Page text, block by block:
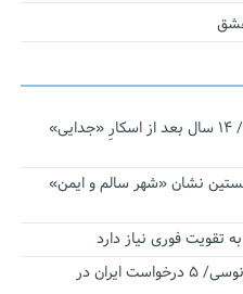
نجات‌دهنده‌ همچنان در آیینه است/ ۱۴ سال بعد از اسکارِ «جدایی»
نشان «شهر سالم و ایمن»
فوری نیاز دارد
اقتدار ناوگروه ۱۰۳ در مأموریت‌ اقیانوسی/ ۵ درخواست ایران در